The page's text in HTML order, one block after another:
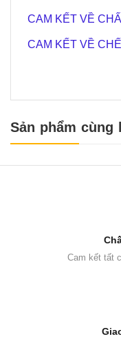
CAM KẾT VỀ
CAM KẾT VỀ
Sản phẩm cùng
Cam kết tất